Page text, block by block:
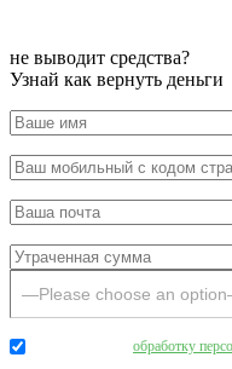
не выводит средства?
Узнай как вернуть деньги
обработку